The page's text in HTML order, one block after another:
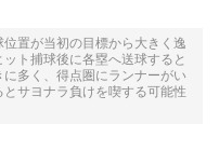
置が当初の目標から大きく逸
ト捕球後に各塁へ送球すると
多く、得点圏にランナーがい
サヨナラ負けを喫する可能性